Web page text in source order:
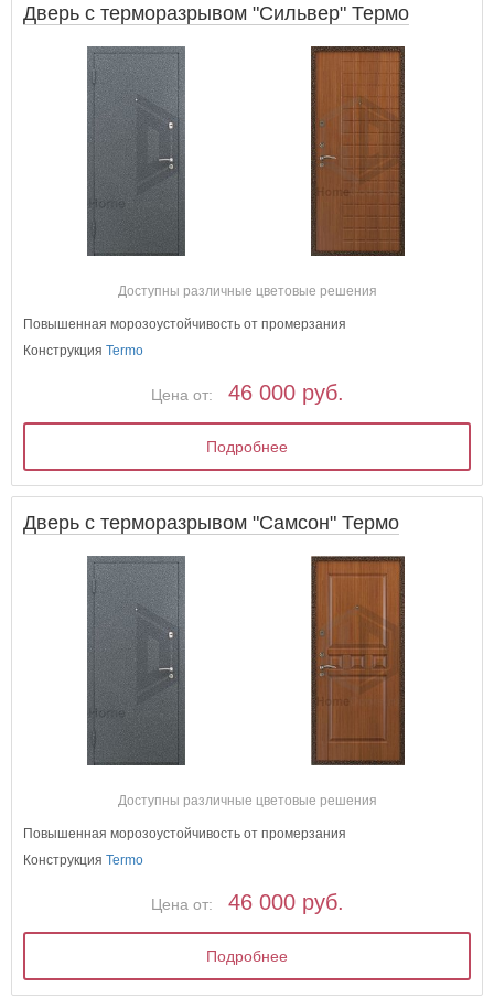
Дверь с терморазрывом "Сильвер" Термо
Доступны различные цветовые решения
Повышенная морозоустойчивость от промерзания
КонструкцияTermo
Цена от: 46 000 руб.
Подробнее
Дверь с терморазрывом "Самсон" Термо
Доступны различные цветовые решения
Повышенная морозоустойчивость от промерзания
КонструкцияTermo
Цена от: 46 000 руб.
Подробнее